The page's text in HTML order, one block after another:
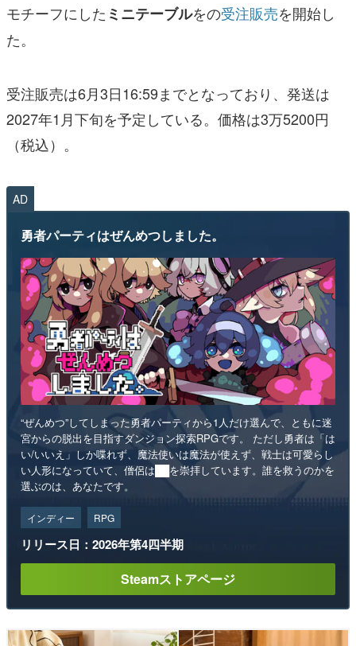
その他
運営：株式会社マレ
モチーフにした ミニテーブルをの受注販売を開始し
た。
受注販売は6月3日16:59までとなっており、発送は
2027年1月下旬を予定している。価格は3万5200円
（税込）。
AD
勇者パーティはぜんめつしました。
“ぜんめつ”してしまった勇者パーティから1人だけ選んで、ともに迷
宮からの脱出を目指すダンジョン探索RPGです。 ただし勇者は「は
い/いいえ」しか喋れず、魔法使いは魔法が使えず、戦士は可愛らし
い人形になっていて、僧侶は██を崇拝しています。誰を救うのかを
選ぶのは、あなたです。
インディー RPG
リリース日：2026年第4四半期
Steamストアページ